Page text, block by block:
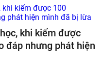
khi kiếm được
đáp nhưng phát hiện